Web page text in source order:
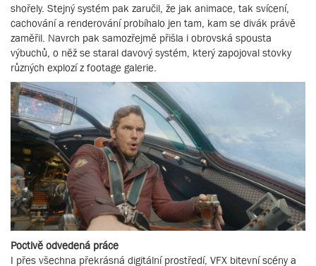
shořely. Stejný systém pak zaručil, že jak animace, tak svícení,
cachování a renderování probíhalo jen tam, kam se divák právě
zaměřil. Navrch pak samozřejmě přišla i obrovská spousta
výbuchů, o něž se staral davový systém, který zapojoval stovky
různých explozí z footage galerie.
Poctivě odvedená práce
I přes všechna překrásná digitální prostředí, VFX bitevní scény a